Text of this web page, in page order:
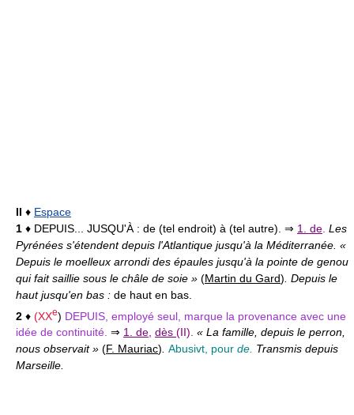
II ♦ Espace
1 ♦ DEPUIS... JUSQU'À : de (tel endroit) à (tel autre). ⇒ 1. de Les
Pyrénées s'étendent depuis l'Atlantique jusqu'à la Méditerranée. «
Depuis le moelleux arrondi des épaules jusqu'à la pointe de genou
qui fait saillie sous le châle de soie » (Martin du Gard) . Depuis le
haut jusqu'en bas : de haut en bas.
2 ♦ (XXe) DEPUIS, employé seul, marque la provenance avec une
idée de continuité. ⇒ 1. de, dès (II). « La famille, depuis le perron,
nous observait » (F. Mauriac). Abusivt, pour de. Transmis depuis
Marseille.